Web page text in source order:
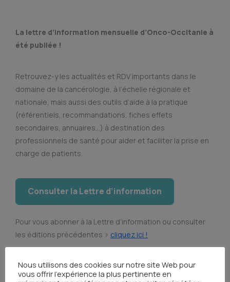
La lettre d’information mensuelle d’Onco-Occitanie à
été publiée !
Retrouvez-y les actualités et RDV importants dans le
domaine de la cancérologie, à l’échelle régionale et
nationale, mais aussi des outils d’aide à la pratique
(référentiels, recommandations, fiches effets
secondaires, annuaires…) à destination des
professionnels de santé pour aider et faciliter la prise en
charge de patients.
Consulter la Lettre d’information
Pour vous abonner à la Lettre d’information ou consulter
les éditions précédentes > cliquez ici !
Il se peut que notre lettre arrive dans vos courriers
indésirables, pensez à regarder et à basculer le mail
Nous utilisons des cookies sur notre site Web pour
vous offrir l'expérience la plus pertinente en